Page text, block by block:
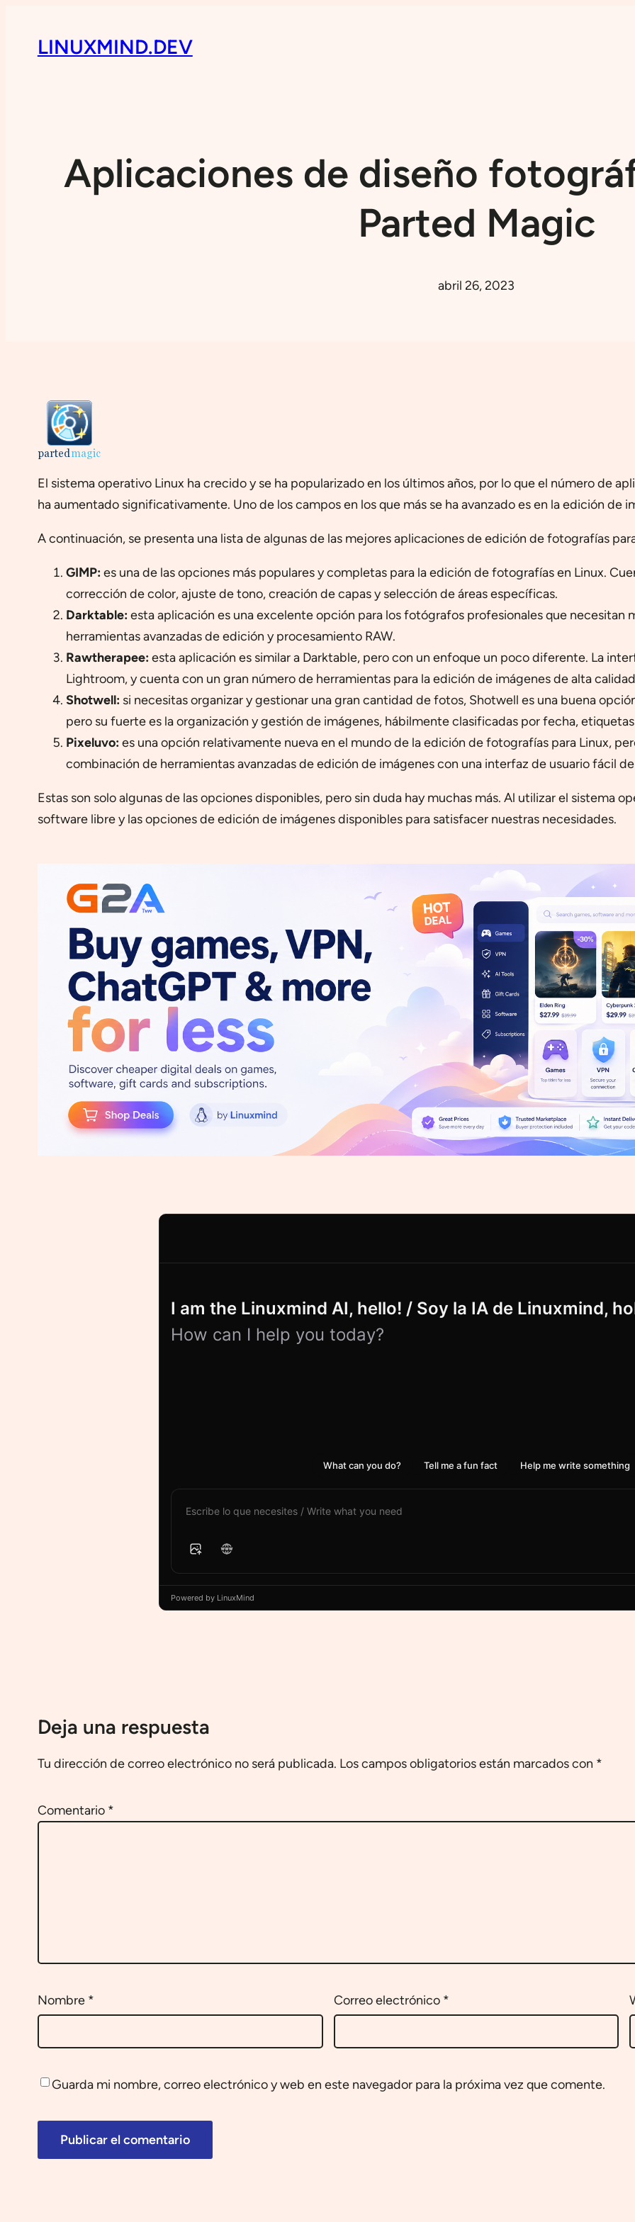
LINUXMIND.DEV
Aplicaciones de diseño
Parted Magic
abril 26, 2023
El sistema operativo Linux ha crecido y se ha popularizado en los últimos años, por lo que el número de
ha aumentado significativamente. Uno de los campos en los que más se ha avanzado es en la edición de
A continuación, se presenta una lista de algunas de las mejores aplicaciones de edición de fotografías
GIMP:es una de las opciones más populares y completas para la edición de fotografías en Linux.
corrección de color, ajuste de tono, creación de capas y selección de áreas específicas.
Darktable:esta aplicación es una excelente opción para los fotógrafos profesionales que necesitan
herramientas avanzadas de edición y procesamiento RAW.
Rawtherapee:esta aplicación es similar a Darktable, pero con un enfoque un poco diferente. La
Lightroom, y cuenta con un gran número de herramientas para la edición de imágenes de alta
Shotwell:si necesitas organizar y gestionar una gran cantidad de fotos, Shotwell es una buena
pero su fuerte es la organización y gestión de imágenes, hábilmente clasificadas por fecha,
Pixeluvo:es una opción relativamente nueva en el mundo de la edición de fotografías para Linux,
combinación de herramientas avanzadas de edición de imágenes con una interfaz de usuario fácil de
Estas son solo algunas de las opciones disponibles, pero sin duda hay muchas más. Al utilizar el sistema
software libre y las opciones de edición de imágenes disponibles para satisfacer nuestras necesidades.
I am the Linuxmind AI, hello! / Soy la IA de Linuxmind,
How can I help you today?
What can you do? Tell me a fun fact Help me write something
Powered by LinuxMind
Deja una respuesta
Tu dirección de correo electrónico no será publicada. Los campos obligatorios están marcados con *
Comentario *
Nombre * Correo electrónico *
Guarda mi nombre, correo electrónico y web en este navegador para la próxima vez que comente.